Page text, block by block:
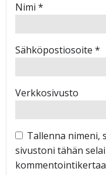
Nimi *
Sähköpostiosoite *
Verkkosivusto
Tallenna nimeni,
sivustoni tähän